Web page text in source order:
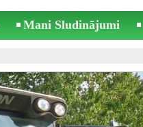
Mani Sludinājumi